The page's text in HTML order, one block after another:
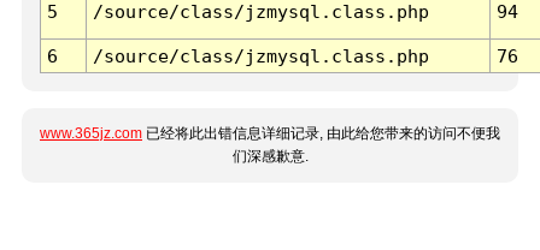
5 /source/class/jzmysql.class.php 94
6 /source/class/jzmysql.class.php 76
www.365jz.com 已经将此出错信息详细记录, 由此给您带来的访问不便我
们深感歉意.